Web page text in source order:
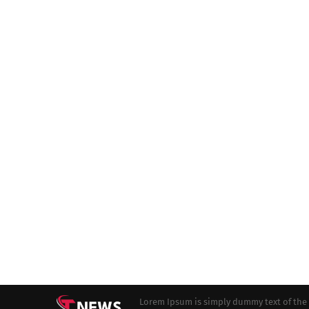
Lorem Ipsum is simply dummy text of